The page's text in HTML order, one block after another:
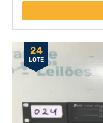
24
LOTE